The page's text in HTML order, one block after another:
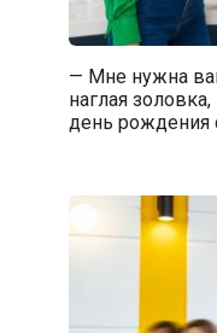
— Мне нужна
наглая
день рождения